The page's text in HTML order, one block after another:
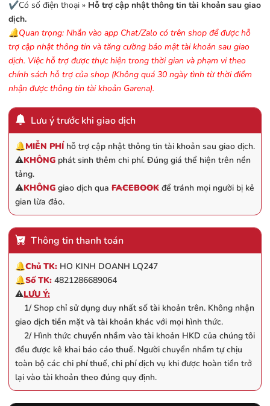
✔️Có số điện thoại » Hỗ trợ cập nhật thông tin tài khoản sau giao
dịch.
🔔Quan trọng: Nhắn vào app Chat/Zalo có trên shop để được hỗ
trợ cập nhật thông tin và tăng cường bảo mật tài khoản sau giao
dịch. Việc hỗ trợ được thực hiện trong thời gian và phạm vi theo
chính sách hỗ trợ của shop (Không quá 30 ngày tình từ thời điểm
nhận được thông tin tài khoản Garena).
Lưu ý trước khi giao dịch
🔔MIỄN PHÍ hỗ trợ cập nhật thông tin tài khoản sau giao dịch.
⚠️KHÔNG phát sinh thêm chi phí. Đúng giá thể hiện trên nền
tảng.
⚠️KHÔNG giao dịch qua FACEBOOK để tránh mọi người bị kẻ
gian lừa đảo.
Thông tin thanh toán
🔔Chủ TK: HO KINH DOANH LQ247
🔔Số TK: 4821286689064
⚠️LƯU Ý:
1/ Shop chỉ sử dụng duy nhất số tài khoản trên. Không nhận
giao dịch tiền mặt và tài khoản khác với mọi hình thức.
2/ Hình thức chuyển nhầm vào tài khoản HKD của chúng tôi
đều được kê khai báo cáo thuế. Người chuyển nhầm tự chịu
toàn bộ các chi phí thuế, chi phí dịch vụ khi được hoàn tiền trở
lại vào tài khoản theo đúng quy định.